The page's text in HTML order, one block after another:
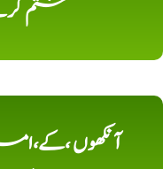
ختم
آنکھوں